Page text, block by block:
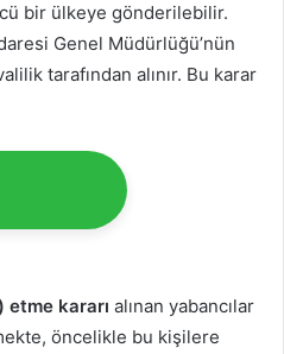
bir ülkeye gönderilebilir.
Genel Müdürlüğü’nün
tarafından alınır. Bu karar
etme kararı alınan yabancılar
öncelikle bu kişilere